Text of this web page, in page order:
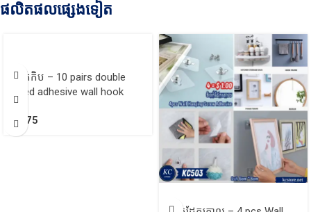
ផលិតផលផ្សេងទៀត
ទំពក់កិប – 10 pairs double
sided adhesive wall hook
$1.75